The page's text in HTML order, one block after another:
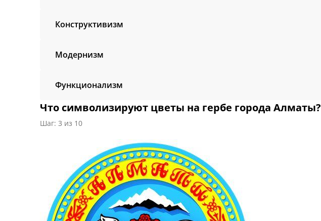
Конструктивизм
Модернизм
Функционализм
Что символизируют цветы на гербе города Алматы?
Шаг: 3 из 10